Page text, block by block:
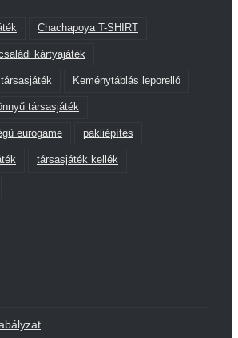
Chachapoya T-SHIRT
kártyajáték
Keménytáblás leporelló
társasjáték
eurogame pakliépítés
társasjáték kellék